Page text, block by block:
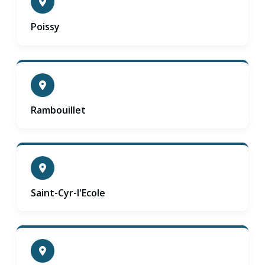
Poissy
Rambouillet
Saint-Cyr-l'Ecole